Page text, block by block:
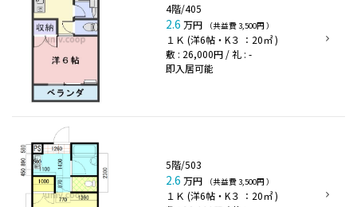
4階/405
2.6 万円 （共益費 3,500円 ）
１Ｋ (洋6帖・K３ ：20㎡ )
敷 : 26,000円 / 礼 : -
即入居可能
5階/503
2.6 万円 （共益費 3,500円 ）
１Ｋ (洋6帖・K３ ：20㎡ )